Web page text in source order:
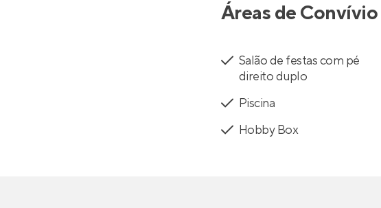
Áreas de
Salão de festas com pé
direito duplo
Piscina
Hobby Box